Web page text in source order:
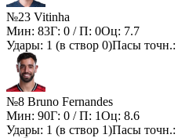
№23 Vitinha
Мин: 83Г: 0 / П: 0Оц: 7.7
Удары: 1 (в створ 0)Пасы точн.:
№8 Bruno Fernandes
Мин: 90Г: 0 / П: 1Оц: 8.6
Удары: 1 (в створ 1)Пасы точн.: